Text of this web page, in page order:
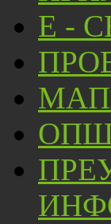
Е -